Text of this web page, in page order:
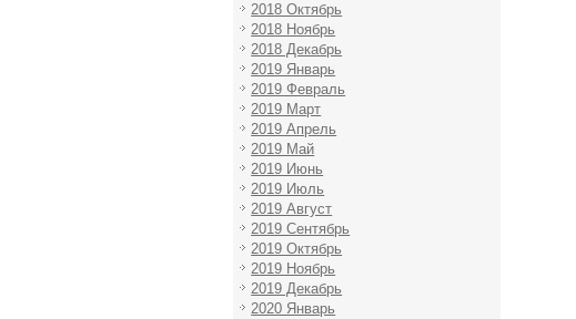
2018 Октябрь
2018 Ноябрь
2018 Декабрь
2019 Январь
2019 Февраль
2019 Март
2019 Апрель
2019 Май
2019 Июнь
2019 Июль
2019 Август
2019 Сентябрь
2019 Октябрь
2019 Ноябрь
2019 Декабрь
2020 Январь